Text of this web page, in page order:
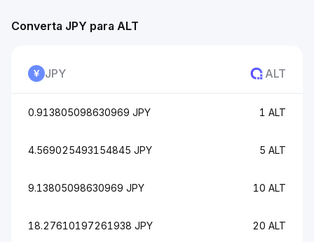
Converta JPY para ALT
JPY ALT
0.913805098630969 JPY 1 ALT
4.569025493154845 JPY 5 ALT
9.13805098630969 JPY 10 ALT
18.27610197261938 JPY 20 ALT